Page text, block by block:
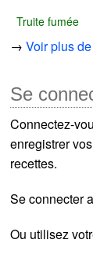
Truite fumée
→Voir plus
Se
Connectez-
enregistrer
recettes.
Se connecter
Ou utilisez